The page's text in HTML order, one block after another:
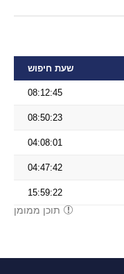
שעת חיפוש
08:12:45
08:50:23
04:08:01
04:47:42
15:59:22
תוכן ממומן